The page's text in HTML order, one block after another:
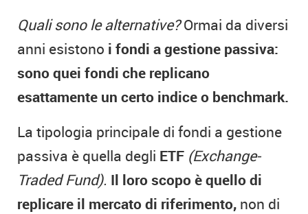
Quali sono le alternative?Ormai da diversi
anni esistono i fondi a gestione passiva:
sono quei fondi che replicano
esattamente un certo indice o benchmark.
La tipologia principale di fondi a gestione
passiva è quella degli ETF (Exchange-
Traded Fund). Il loro scopo è quello di
replicare il mercato di riferimento, non di